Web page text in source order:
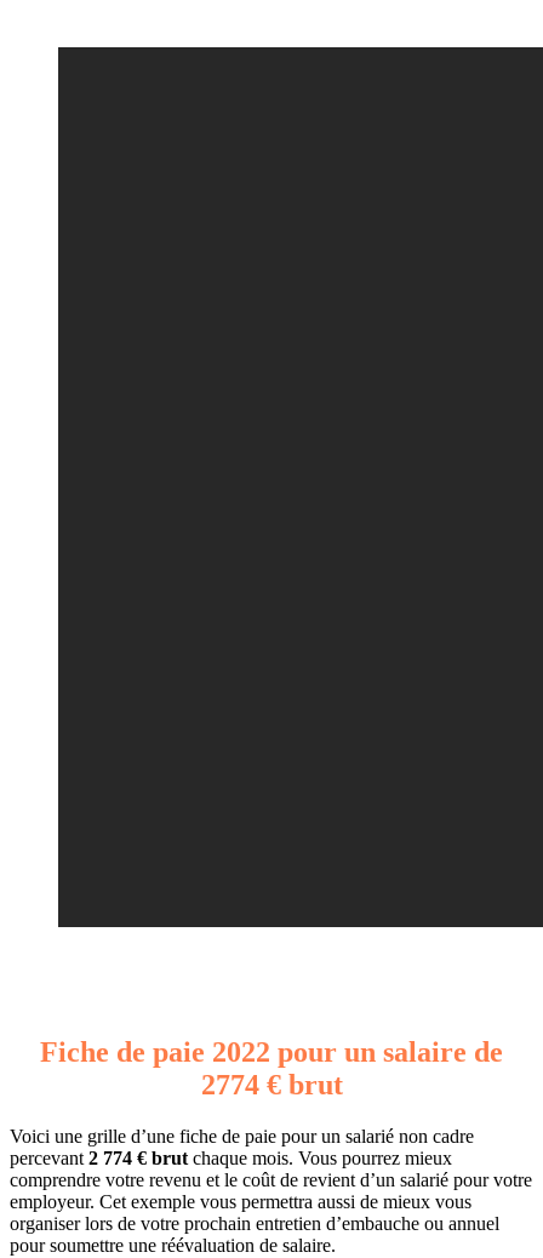
Fiche de paie 2022 pour un salaire de
2774 € brut
Voici une grille d’une fiche de paie pour un salarié non cadre
percevant 2 774 € brut chaque mois. Vous pourrez mieux
comprendre votre revenu et le coût de revient d’un salarié pour votre
employeur. Cet exemple vous permettra aussi de mieux vous
organiser lors de votre prochain entretien d’embauche ou annuel
pour soumettre une réévaluation de salaire.